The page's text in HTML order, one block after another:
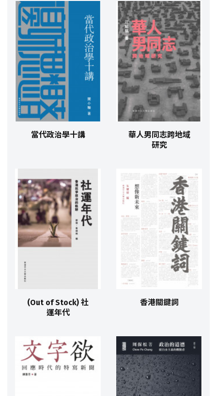
當代政治學十講
華人男同志跨地域
研究
(Out of Stock) 社
運年代
香港關鍵詞